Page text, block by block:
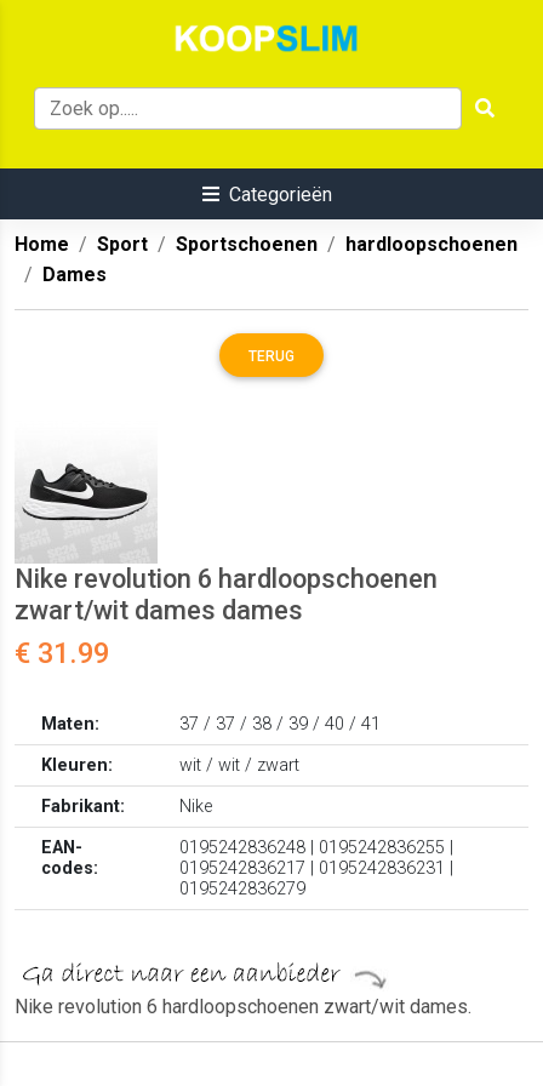
Categorieën
Home Sport Sportschoenen
hardloopschoenen
Dames
TERUG
Nike revolution 6 hardloopschoenen
zwart/wit dames dames
€ 31.99
Maten:
37 / 37 / 38 / 39 / 40 / 41
Kleuren:
wit / wit / zwart
Fabrikant:
Nike
EAN-
codes:
0195242836248 | 0195242836255 |
0195242836217 | 0195242836231 |
0195242836279
Nike revolution 6 hardloopschoenen zwart/wit dames.